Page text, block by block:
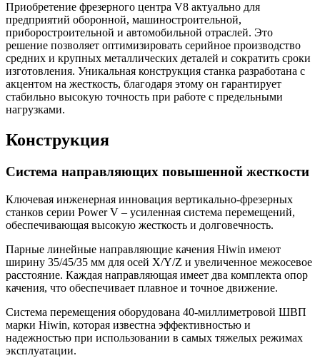
Приобретение фрезерного центра V8 актуально для
предприятий оборонной, машиностроительной,
приборостроительной и автомобильной отраслей. Это
решение позволяет оптимизировать серийное производство
средних и крупных металлических деталей и сократить сроки
изготовления. Уникальная конструкция станка разработана с
акцентом на жесткость, благодаря этому он гарантирует
стабильно высокую точность при работе с предельными
нагрузками.
Конструкция
Система направляющих повышенной жесткости
Ключевая инженерная инновация вертикально-фрезерных
станков серии Power V – усиленная система перемещений,
обеспечивающая высокую жесткость и долговечность.
Парные линейные направляющие качения Hiwin имеют
ширину 35/45/35 мм для осей X/Y/Z и увеличенное межосевое
расстояние. Каждая направляющая имеет два комплекта опор
качения, что обеспечивает плавное и точное движение.
Система перемещения оборудована 40-миллиметровой ШВП
марки Hiwin, которая известна эффективностью и
надежностью при использовании в самых тяжелых режимах
эксплуатации.